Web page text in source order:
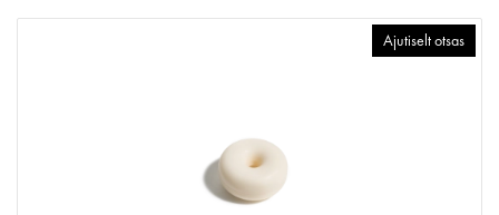
Ajutiselt otsas